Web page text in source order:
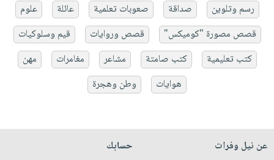
رسم وتلوين
صداقة صعوبات تعلمية عائلة
علوم
قصص مصورة "كوميكس"
قصص وروايات
قيم وسلوكيات
كتب تعليمية
كتب صامتة مشاعر مغامرات
مهن
هوايات
وطن وهجرة
عن نيل وفرات
حسابك